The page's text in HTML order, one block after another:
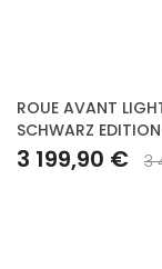
ROUE AVANT
SCHWARZ
3 199,90 € 3